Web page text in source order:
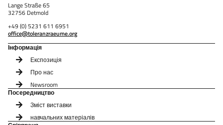
Lange Straße 65
32756 Detmold
+49 (0) 5231 611 6951
office@toleranzraeume.org
Інформація
Експозиція
Про нас
Newsroom
Посередництво
Зміст виставки
навчальних матеріалів